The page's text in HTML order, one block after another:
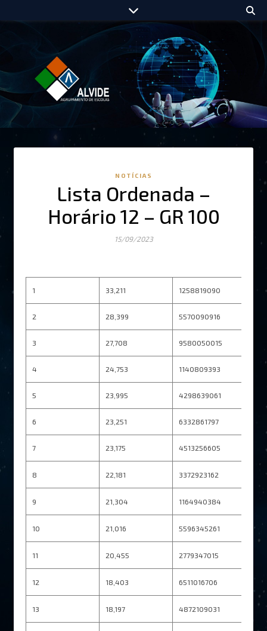
NOTÍCIAS
Lista Ordenada –
Horário 12 – GR 100
15/09/2023
1 33,211 1258819090
2 28,399 5570090916
3 27,708 9580050015
4 24,753 1140809393
5 23,995 4298639061
6 23,251 6332861797
7 23,175 4513256605
8 22,181 3372923162
9 21,304 1164940384
10 21,016 5596345261
11 20,455 2779347015
12 18,403 6511016706
13 18,197 4872109031